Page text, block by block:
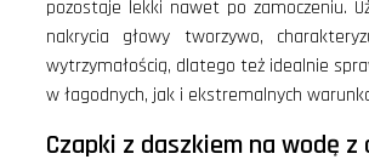
pozostaje lekki nawet po zamoczeniu.
nakrycia głowy tworzywo,
wytrzymałością, dlatego też idealnie
w łagodnych, jak i ekstremalnych
Czapki z daszkiem na wodę z